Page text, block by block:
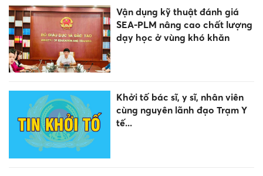
Vận dụng kỹ thuật đánh giá
SEA-PLM nâng cao chất lượng
dạy học ở vùng khó khăn
Khởi tố bác sĩ, y sĩ, nhân viên
cùng nguyên lãnh đạo Trạm Y
tế...